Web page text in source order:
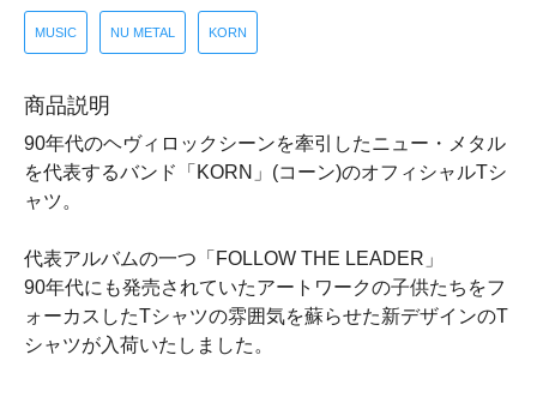
MUSIC NU METAL KORN
商品説明
90年代のヘヴィロックシーンを牽引したニュー・メタル
を代表するバンド「KORN」(コーン)のオフィシャルTシ
ャツ。
代表アルバムの一つ「FOLLOW THE LEADER」
90年代にも発売されていたアートワークの子供たちをフ
ォーカスしたTシャツの雰囲気を蘇らせた新デザインのT
シャツが入荷いたしました。